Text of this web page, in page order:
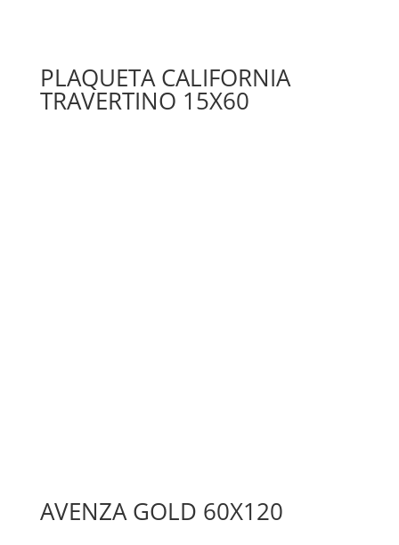
PLAQUETA CALIFORNIA
TRAVERTINO 15X60
AVENZA GOLD 60X120